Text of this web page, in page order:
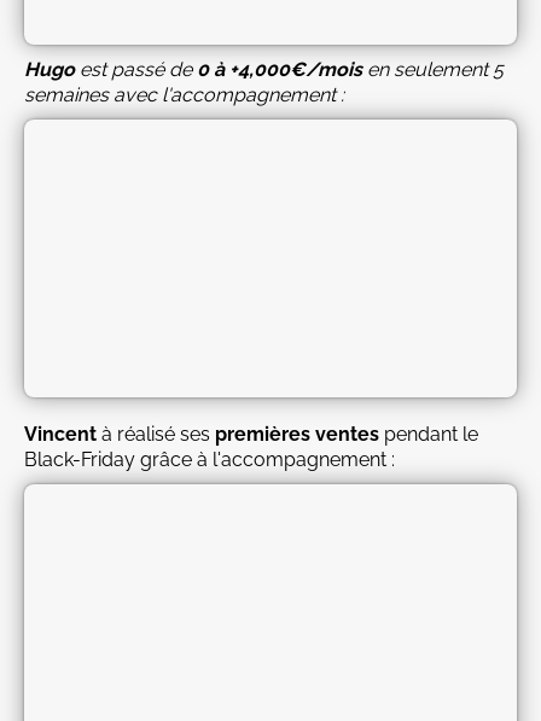
Hugo est passé de 0 à +4,000€/moisen seulement 5
semaines avec l'accompagnement :
Vincent à réalisé ses premières ventes pendant le
Black-Friday grâce à l'accompagnement :